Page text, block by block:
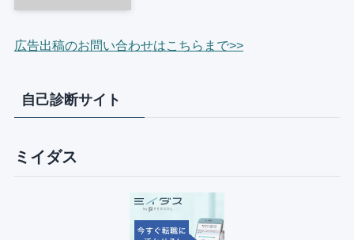
広告出稿のお問い合わせはこちらまで>>
自己診断サイト
ミイダス